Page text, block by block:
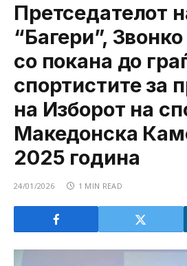
Претседателот
“Багери”,
со покана до
спортистите за
на Изборот на
Македонска
2025 година
24/01/2026 1 MIN READ